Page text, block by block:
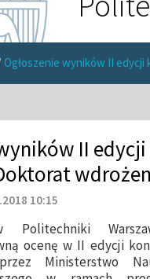
Ogłoszenie wyników II
II
10:15
Politechniki
ocenę w II edycji
przez Ministerstwo